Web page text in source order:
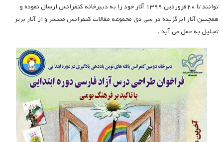
توانند تا ۲۰فروردین ۱۳۹۹ آثار خود را به دبیرخانه کنفرانس ارسال نموده و
همچنین آثار ابرگزیده در سی دی مجموعه مقالات کنفرانس منتشر و از آثار برتر
تجلیل به عمل می آید .